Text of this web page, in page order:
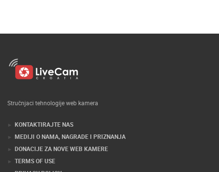
Stručnjaci tehnologije web kamera
KONTAKTIRAJTE NAS
MEDIJI O NAMA, NAGRADE I PRIZNANJA
DONACIJE ZA NOVE WEB KAMERE
TERMS OF USE